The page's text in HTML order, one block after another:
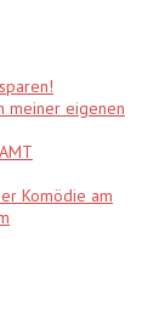
meiner eigenen
Komödie am